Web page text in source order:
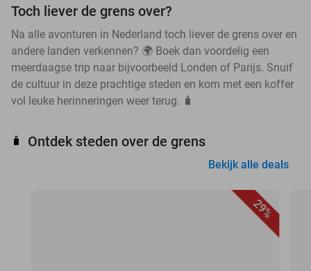
Toch liever de grens over?
Na alle avonturen in Nederland toch liever de grens over en
andere landen verkennen? 🌍 Boek dan voordelig een
meerdaagse trip naar bijvoorbeeld Londen of Parijs. Snuif
de cultuur in deze prachtige steden en kom met een koffer
vol leuke herinneringen weer terug. 🧳
🧳 Ontdek steden over de grens
Bekijk alle deals
29%